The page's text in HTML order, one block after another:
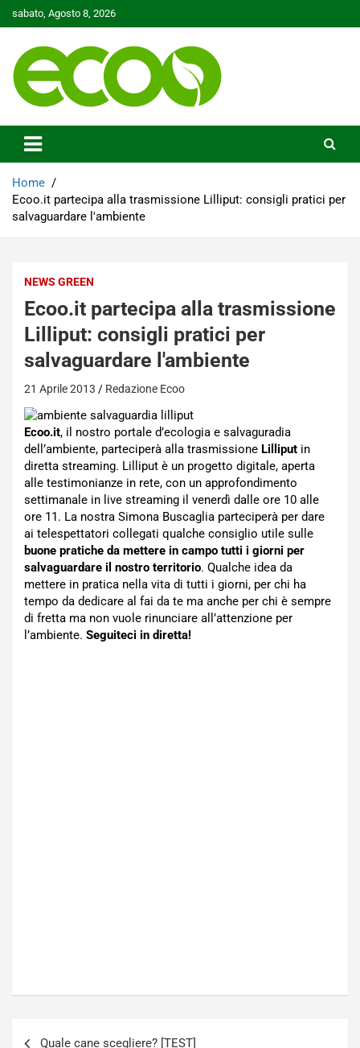
to
sabato, Agosto 8, 2026
Ecoo.it
Home
Ecoo.it partecipa alla trasmissione Lilliput: consigli pratici per
salvaguardare l'ambiente
NEWS GREEN
Ecoo.it partecipa alla trasmissione
Lilliput: consigli pratici per
salvaguardare l'ambiente
21 Aprile 2013 Redazione Ecoo
Ecoo.it, il nostro portale d’ecologia e salvaguradia
dell’ambiente, parteciperà alla trasmissione Lilliput in
diretta streaming. Lilliput è un progetto digitale, aperta
alle testimonianze in rete, con un approfondimento
settimanale in live streaming il venerdì dalle ore 10 alle
ore 11. La nostra Simona Buscaglia parteciperà per dare
ai telespettatori collegati qualche consiglio utile sulle
buone pratiche da mettere in campo tutti i giorni per
salvaguardare il nostro territorio. Qualche idea da
mettere in pratica nella vita di tutti i giorni, per chi ha
tempo da dedicare al fai da te ma anche per chi è sempre
di fretta ma non vuole rinunciare all’attenzione per
l’ambiente. Seguiteci in diretta!
Quale cane scegliere? [TEST]